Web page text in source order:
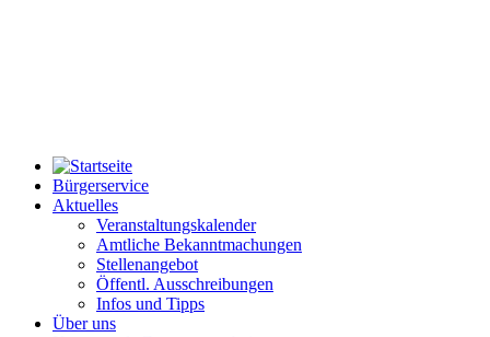
Bürgerservice
Aktuelles
Veranstaltungskalender
Amtliche Bekanntmachungen
Stellenangebot
Öffentl. Ausschreibungen
Infos und Tipps
Über uns